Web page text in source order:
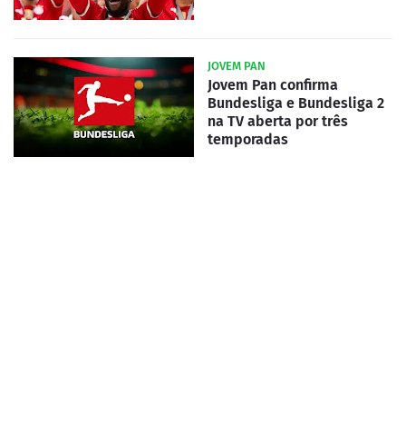
JOVEM PAN
Jovem Pan confirma
Bundesliga e Bundesliga 2
na TV aberta por três
temporadas